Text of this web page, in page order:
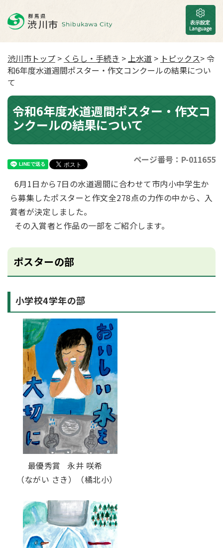
渋川市トップ > くらし・手続き >上水道 > トピックス> 令
和6年度水道週間ポスター・作文コンクールの結果につい
て
令和6年度水道週間ポスター・作文コ
ンクールの結果について
ページ番号：P-011655
6月1日から7日の水道週間に合わせて市内小中学生か
ら募集したポスターと作文全278点の力作の中から、入
賞者が決定しました。
その入賞者と作品の一部をご紹介します。
ポスターの部
小学校4学年の部
最優秀賞 永井 咲希
（ながい さき）（橘北小）